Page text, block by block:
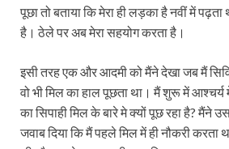
पूछा तो बताया कि मेरा ही लड़का है नवीं में
है। ठेले पर अब मेरा सहयोग करता है।
इसी तरह एक और आदमी को मैंने देखा जब मैं
वो भी मिल का हाल पूछता था। मैं शुरू में आश्चर्य
का सिपाही मिल के बारे मे क्यों पूछ रहा है? मैंने
जवाब दिया कि मैं पहले मिल में ही नौकरी करता